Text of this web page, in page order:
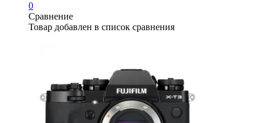
0
Сравнение
Товар добавлен в список сравнения